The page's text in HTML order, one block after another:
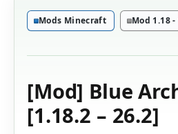
Mods Minecraft Mod 1.18 -
[Mod] Blue
[1.18.2 – 26.2]